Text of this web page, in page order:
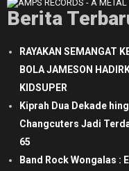
Berita
RAYAKAN SEMANGAT
BOLA JAMESON
KIDSUPER
Kiprah Dua Dekade
Changcuters Jadi
65
Band Rock Wongalas :